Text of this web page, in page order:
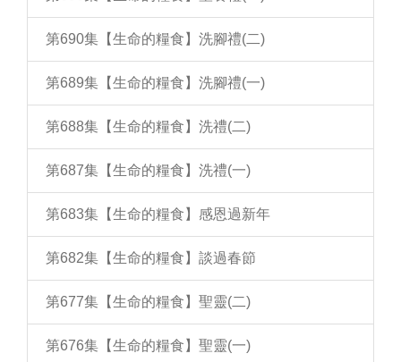
第690集【生命的糧食】洗腳禮(二)
第689集【生命的糧食】洗腳禮(一)
第688集【生命的糧食】洗禮(二)
第687集【生命的糧食】洗禮(一)
第683集【生命的糧食】感恩過新年
第682集【生命的糧食】談過春節
第677集【生命的糧食】聖靈(二)
第676集【生命的糧食】聖靈(一)